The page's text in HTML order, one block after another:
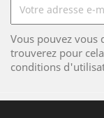
Vous pouvez vous
trouverez pour
conditions